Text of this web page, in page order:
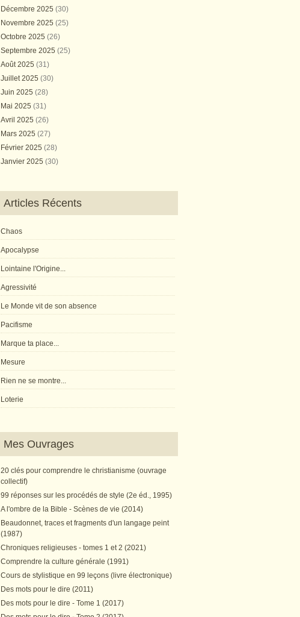
Décembre 2025 (30)
Novembre 2025 (25)
Octobre 2025 (26)
Septembre 2025 (25)
Août 2025 (31)
Juillet 2025 (30)
Juin 2025 (28)
Mai 2025 (31)
Avril 2025 (26)
Mars 2025 (27)
Février 2025 (28)
Janvier 2025 (30)
Articles Récents
Chaos
Apocalypse
Lointaine l'Origine...
Agressivité
Le Monde vit de son absence
Pacifisme
Marque ta place...
Mesure
Rien ne se montre...
Loterie
Mes Ouvrages
20 clés pour comprendre le christianisme (ouvrage
collectif)
99 réponses sur les procédés de style (2e éd., 1995)
A l'ombre de la Bible - Scènes de vie (2014)
Beaudonnet, traces et fragments d'un langage peint
(1987)
Chroniques religieuses - tomes 1 et 2 (2021)
Comprendre la culture générale (1991)
Cours de stylistique en 99 leçons (livre électronique)
Des mots pour le dire (2011)
Des mots pour le dire - Tome 1 (2017)